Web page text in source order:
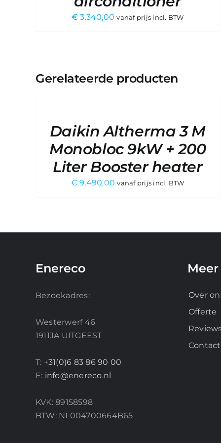
€ 3.340,00 vanaf prijs incl. BTW
Gerelateerde producten
VRAAG
DETAILS
Daikin Altherma 3 M
Monobloc 9kW + 200
Liter Booster heater
€ 9.490,00 vanaf prijs incl. BTW
DETAILS
Enereco
Bezoekadres:
Westerwerf 46
1911JA UITGEEST
T: +31(0)6 83 86 90 00
E: info@enereco.nl
KVK: 89158598
BTW: NL004700664B65
Over
Offerte
Contact